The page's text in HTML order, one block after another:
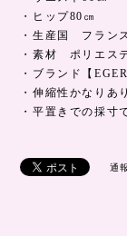
・ヒップ80㎝
・生産国 フラン
・素材 ポリエス
・ブランド【
・伸縮性かなりあり
・平置きでの採寸
通